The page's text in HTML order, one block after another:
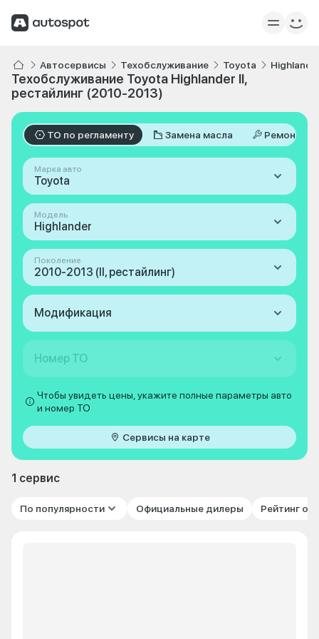
Автосервисы Техобслуживание Toyota
Техобслуживание Toyota Highlander II,
рестайлинг (2010-2013)
ТО по регламенту Замена масла Ремонт
Марка авто
Toyota
Модель
Highlander
Поколение
2010-2013 (II, рестайлинг)
Модификация
Номер ТО
Чтобы увидеть цены, укажите полные параметры авто
и номер ТО
Сервисы на карте
1 сервис
По популярности Официальные дилеры Рейтинг